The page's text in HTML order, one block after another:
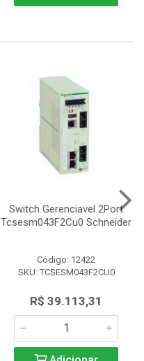
Switch Gerenciavel 2Port
Tcsesm043F2Cu0 Schneider
Código: 12422
SKU: TCSESM043F2CU0
R$ 39.113,31